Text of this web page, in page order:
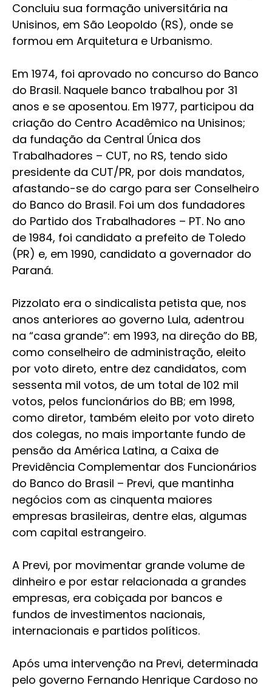
Concluiu sua formação universitária na
Unisinos, em São Leopoldo (RS), onde se
formou em Arquitetura e Urbanismo.
Em 1974, foi aprovado no concurso do Banco
do Brasil. Naquele banco trabalhou por 31
anos e se aposentou. Em 1977, participou da
criação do Centro Acadêmico na Unisinos;
da fundação da Central Única dos
Trabalhadores – CUT, no RS, tendo sido
presidente da CUT/PR, por dois mandatos,
afastando-se do cargo para ser Conselheiro
do Banco do Brasil. Foi um dos fundadores
do Partido dos Trabalhadores – PT. No ano
de 1984, foi candidato a prefeito de Toledo
(PR) e, em 1990, candidato a governador do
Paraná.
Pizzolato era o sindicalista petista que, nos
anos anteriores ao governo Lula, adentrou
na “casa grande”: em 1993, na direção do BB,
como conselheiro de administração, eleito
por voto direto, entre dez candidatos, com
sessenta mil votos, de um total de 102 mil
votos, pelos funcionários do BB; em 1998,
como diretor, também eleito por voto direto
dos colegas, no mais importante fundo de
pensão da América Latina, a Caixa de
Previdência Complementar dos Funcionários
do Banco do Brasil – Previ, que mantinha
negócios com as cinquenta maiores
empresas brasileiras, dentre elas, algumas
com capital estrangeiro.
A Previ, por movimentar grande volume de
dinheiro e por estar relacionada a grandes
empresas, era cobiçada por bancos e
fundos de investimentos nacionais,
internacionais e partidos políticos.
Após uma intervenção na Previ, determinada
pelo governo Fernando Henrique Cardoso no